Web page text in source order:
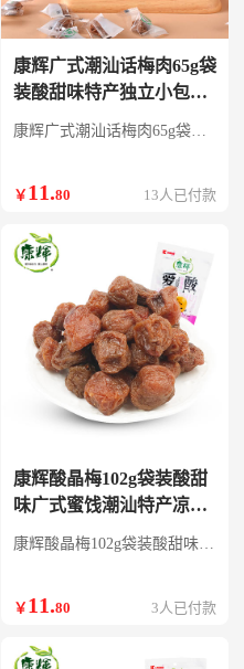
康辉广式潮汕话梅肉65g袋
装酸甜味特产独立小包装
做菜果干脯蜜饯 话梅65g
康辉广式潮汕话梅肉65g袋装酸甜味特产独立小包装做菜果干脯蜜饯
￥ 11.80 13人已付款
康辉酸晶梅102g袋装酸甜
味广式蜜饯潮汕特产凉果
李子8090后怀旧食品 爱酸-
康辉酸晶梅102g袋装酸甜味广式蜜饯潮汕特产凉果李子8090后怀旧食品
￥ 11.80 3人已付款